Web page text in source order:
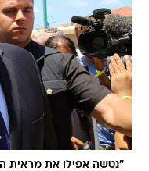
"נטשה אפילו את מראית